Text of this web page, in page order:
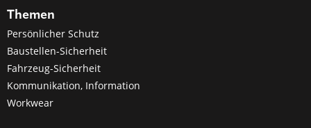
Themen
Persönlicher Schutz
Baustellen-Sicherheit
Fahrzeug-Sicherheit
Kommunikation, Information
Workwear